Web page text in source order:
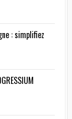
: simplifiez